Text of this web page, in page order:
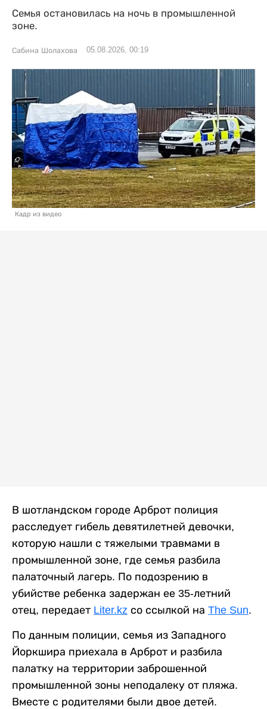
Семья остановилась на ночь в промышленной
зоне.
Сабина Шолахова 05.08.2026, 00:19
Кадр из видео
В шотландском городе Арброт полиция
расследует гибель девятилетней девочки,
которую нашли с тяжелыми травмами в
промышленной зоне, где семья разбила
палаточный лагерь. По подозрению в
убийстве ребенка задержан ее 35-летний
отец, передает Liter.kz со ссылкой на The Sun.
По данным полиции, семья из Западного
Йоркшира приехала в Арброт и разбила
палатку на территории заброшенной
промышленной зоны неподалеку от пляжа.
Вместе с родителями были двое детей.